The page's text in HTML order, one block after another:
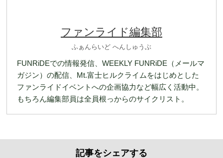
ファンライド編集部
ふぁんらいど へんしゅうぶ
FUNRiDEでの情報発信、WEEKLY FUNRiDE（メールマ
ガジン）の配信、Mt.富士ヒルクライムをはじめとした
ファンライドイベントへの企画協力など幅広く活動中。
もちろん編集部員は全員根っからのサイクリスト。
記事をシェアする